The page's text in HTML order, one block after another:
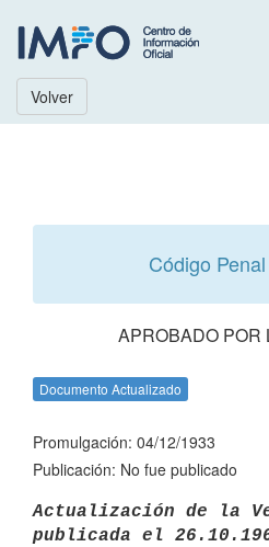
Volver
Código Penal
APROBADO POR
Documento Actualizado
Promulgación: 04/12/1933
Publicación: No fue publicado
Actualización de la
publicada el